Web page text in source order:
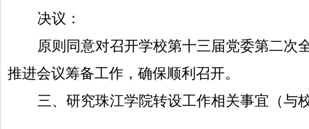
决议：
原则同意对召开学校第十三届党委第二次
推进会议筹备工作，确保顺利召开。
三、 研究珠江学院转设工作相关事宜 （与